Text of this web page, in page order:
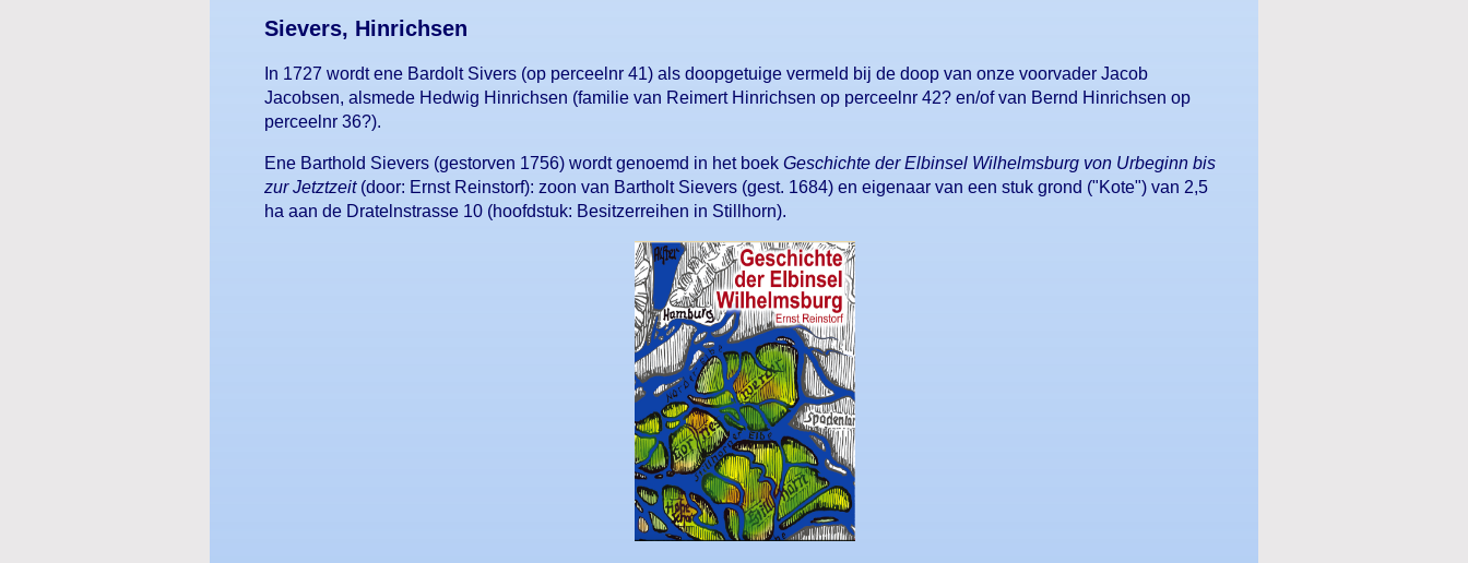
Sievers, Hinrichsen
In 1727 wordt ene Bardolt Sivers (op perceelnr 41) als doopgetuige vermeld bij de doop van onze voorvader Jacob
Jacobsen, alsmede Hedwig Hinrichsen (familie van Reimert Hinrichsen op perceelnr 42? en/of van Bernd Hinrichsen op
perceelnr 36?).
Ene Barthold Sievers (gestorven 1756) wordt genoemd in het boek Geschichte der Elbinsel Wilhelmsburg von Urbeginn bis
zur Jetztzeit(door: Ernst Reinstorf): zoon van Bartholt Sievers (gest. 1684) en eigenaar van een stuk grond ("Kote") van 2,5
ha aan de Dratelnstrasse 10 (hoofdstuk: Besitzerreihen in Stillhorn).